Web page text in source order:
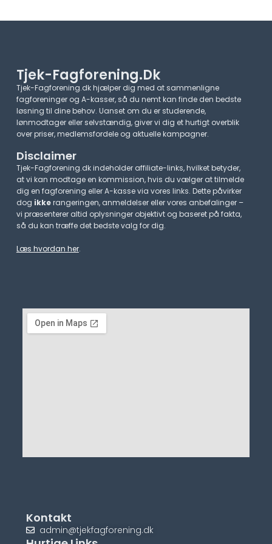
Tjek-Fagforening.dk
Tjek-Fagforening.dk hjælper dig med at sammenligne
fagforeninger og A-kasser, så du nemt kan finde den bedste
løsning til dine behov. Uanset om du er studerende,
lønmodtager eller selvstændig, giver vi dig et hurtigt overblik
over priser, medlemsfordele og aktuelle kampagner.​
Disclaimer
Tjek-Fagforening.dk indeholder affiliate-links, hvilket betyder,
at vi kan modtage en kommission, hvis du vælger at tilmelde
dig en fagforening eller A-kasse via vores links. Dette påvirker
dog ikkerangeringen, anmeldelser eller vores anbefalinger –
vi præsenterer altid oplysninger objektivt og baseret på fakta,
så du kan træffe det bedste valg for dig.
Læs hvordan her.
Kontakt
admin@tjekfagforening.dk